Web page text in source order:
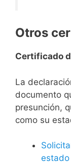
Otros
Certificado
La
documento
presunción,
como su
estado